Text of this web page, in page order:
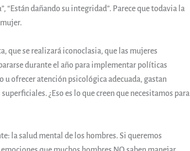
“Están dañando su integridad”. Parece que todavia la
que se realizará iconoclasia, que las mujeres
durante el año para implementar políticas
u ofrecer atención psicológica adecuada, gastan
¿Eso es lo que creen que necesitamos para
la salud mental de los hombres. Si queremos